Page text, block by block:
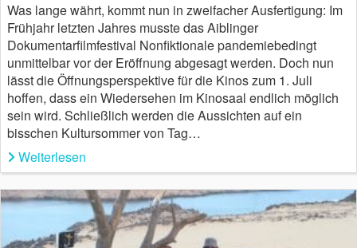
Was lange währt, kommt nun in zweifacher Ausfertigung: Im
Frühjahr letzten Jahres musste das Aiblinger
Dokumentarfilmfestival Nonfiktionale pandemiebedingt
unmittelbar vor der Eröffnung abgesagt werden. Doch nun
lässt die Öffnungsperspektive für die Kinos zum 1. Juli
hoffen, dass ein Wiedersehen im Kinosaal endlich möglich
sein wird. Schließlich werden die Aussichten auf ein
bisschen Kultursommer von Tag…
Weiterlesen